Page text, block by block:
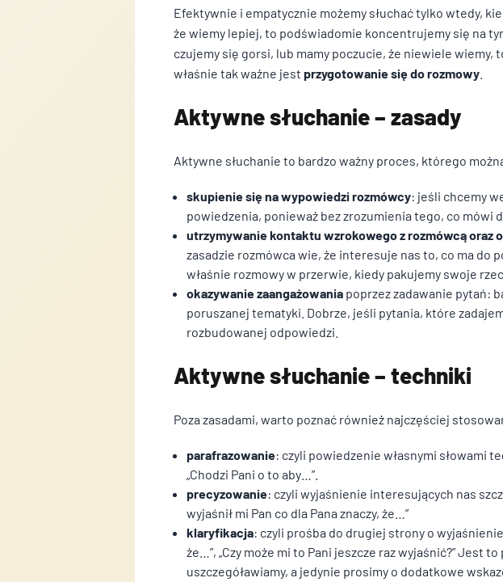
Efektywnie i empatycznie możemy słuchać tylko wtedy,
że wiemy lepiej, to podświadomie koncentrujemy się na
czujemy się gorsi, lub mamy poczucie, że niewiele wiemy,
właśnie tak ważne jestprzygotowanie się do rozmowy
Aktywne słuchanie – zasady
Aktywne słuchanie to bardzo ważny proces, którego
skupienie się na wypowiedzi rozmówcy: jeśli chcemy
powiedzenia, ponieważ bez zrozumienia tego, co mówi
utrzymywanie kontaktu wzrokowego z rozmówcą oraz
zasadzie rozmówca wie, że interesuje nas to, co ma do
właśnie rozmowy w przerwie, kiedy pakujemy swoje
okazywanie zaangażowania poprzez zadawanie pytań:
poruszanej tematyki. Dobrze, jeśli pytania, które
rozbudowanej odpowiedzi.
Aktywne słuchanie – techniki
Poza zasadami, warto poznać również najczęściej
parafrazowanie: czyli powiedzenie własnymi słowami
„Chodzi Pani o to aby…”.
precyzowanie: czyli wyjaśnienie interesujących nas
wyjaśnił mi Pan co dla Pana znaczy, że…”
klaryfikacja: czyli prośba do drugiej strony o
że…”, „Czy może mi to Pani jeszcze raz wyjaśnić?” Jest
uszczegóławiamy, a jedynie prosimy o dodatkowe
Preferencje
Pliki cookie dotyczące preferencji umożliwiają stronie
np. preferowany język lub region, w którym znajduje się
Statystyka
stronie, gromadząc i zgłaszając anonimowe informacje.
Marketing
Marketingowe pliki cookie stosowane są w celu
które są istotne i interesujące dla poszczególnych
strony trzeciej.
Nieklasyfikowane